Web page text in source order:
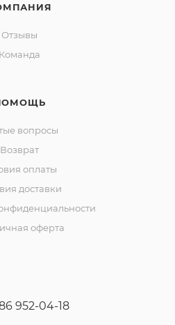
Отзывы
Команда
вопросы
Возврат
оплаты
доставки
оферта
952-04-18